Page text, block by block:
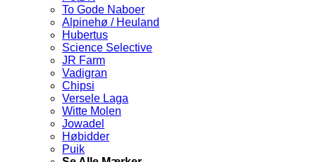
To Gode Naboer
Alpinehø / Heuland
Hubertus
Science Selective
JR Farm
Vadigran
Chipsi
Versele Laga
Witte Molen
Jowadel
Høbidder
Puik